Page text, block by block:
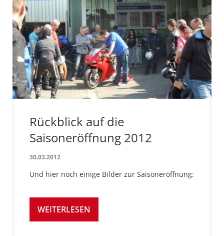
Rückblick auf die
Saisoneröffnung 2012
30.03.2012
Und hier noch einige Bilder zur Saisoneröffnung:
WEITERLESEN